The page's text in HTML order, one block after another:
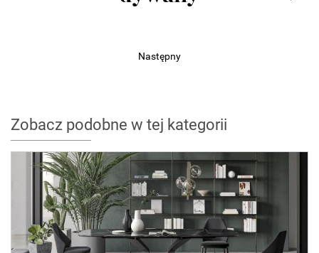
Następny
Zobacz podobne w tej kategorii